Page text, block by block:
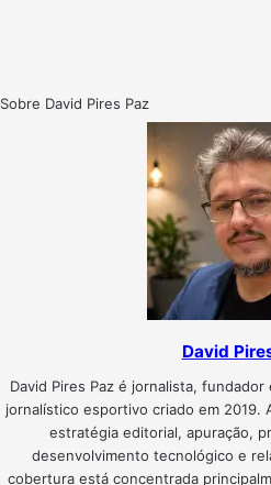
Sobre David Pires Paz
David
David Pires Paz é jornalista,
jornalístico esportivo criado em 2019.
estratégia editorial, apuração,
desenvolvimento tecnológico e
cobertura está concentrada